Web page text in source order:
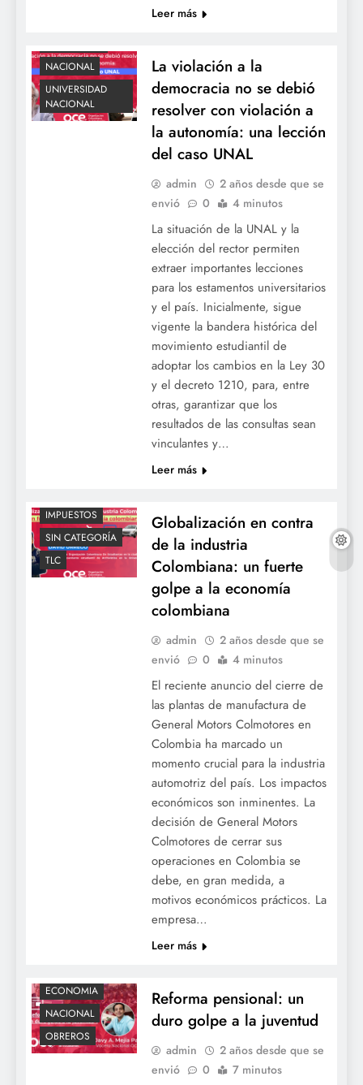
Leer más
NACIONAL
UNIVERSIDAD
NACIONAL
La violación a la
democracia no se debió
resolver con violación a
la autonomía: una lección
del caso UNAL
admin
2 años desde que se
envió
0 4 minutos
La situación de la UNAL y la
elección del rector permiten
extraer importantes lecciones
para los estamentos universitarios
y el país. Inicialmente, sigue
vigente la bandera histórica del
movimiento estudiantil de
adoptar los cambios en la Ley 30
y el decreto 1210, para, entre
otras, garantizar que los
resultados de las consultas sean
vinculantes y…
Leer más
IMPUESTOS
SIN CATEGORÍA
TLC
Globalización en contra
de la industria
Colombiana: un fuerte
golpe a la economía
colombiana
admin
2 años desde que se
envió
0 4 minutos
El reciente anuncio del cierre de
las plantas de manufactura de
General Motors Colmotores en
Colombia ha marcado un
momento crucial para la industria
automotriz del país. Los impactos
económicos son inminentes. La
decisión de General Motors
Colmotores de cerrar sus
operaciones en Colombia se
debe, en gran medida, a
motivos económicos prácticos. La
empresa…
Leer más
ECONOMIA
NACIONAL
OBREROS
Reforma pensional: un
duro golpe a la juventud
admin
2 años desde que se
envió
0 7 minutos